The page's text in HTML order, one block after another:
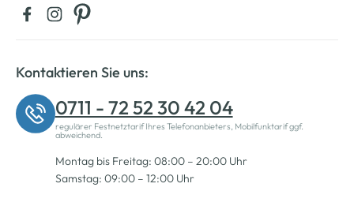
Kontaktieren Sie uns:
0711 - 72 52 30 42 04
regulärer Festnetztarif Ihres Telefonanbieters, Mobilfunktarif ggf.
abweichend.
Montag bis Freitag: 08:00 – 20:00 Uhr
Samstag: 09:00 – 12:00 Uhr